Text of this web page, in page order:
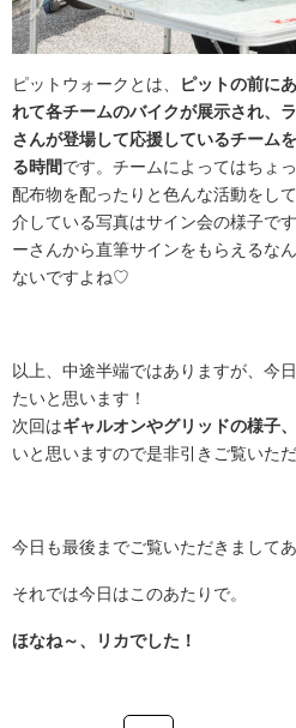
ピットウォークとは、
ピットの前に
れて各チームのバイクが展示され、
さんが登場して応援しているチーム
る時間です。チームによってはちょ
配布物を配ったりと色んな活動をし
介している写真はサイン会の様子で
ーさんから直筆サインをもらえるな
ないですよね♡
以上、中途半端ではありますが、今
たいと思います！
次回はギャルオンやグリッドの様子
いと思いますので是非引きご覧いた
今日も最後までご覧いただきまして
それでは今日はこのあたりで。
ほなね～、リカでした！